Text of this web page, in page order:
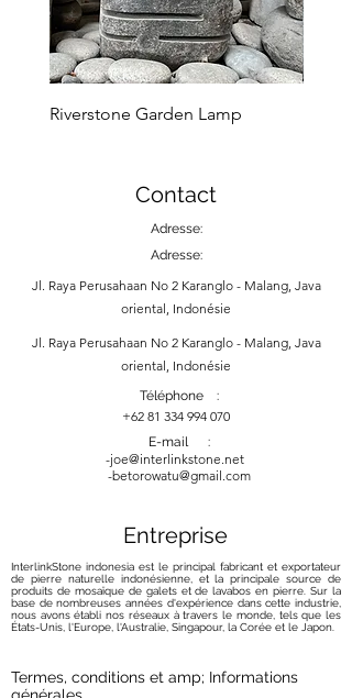
Riverstone Garden Lamp
Contact
Adresse:
Adresse:
Jl. Raya Perusahaan No 2 Karanglo - Malang, Java
oriental, Indonésie
Jl. Raya Perusahaan No 2 Karanglo - Malang, Java
oriental, Indonésie
Téléphone :
+62 81 334 994 070
E-mail :
-joe@interlinkstone.net
-betorowatu@gmail.com
Entreprise
InterlinkStone indonesia est le principal fabricant et exportateur
de pierre naturelle indonésienne, et la principale source de
produits de mosaïque de galets et de lavabos en pierre. Sur la
base de nombreuses années d'expérience dans cette industrie,
nous avons établi nos réseaux à travers le monde, tels que les
États-Unis, l'Europe, l'Australie, Singapour, la Corée et le Japon.
Termes, conditions et amp; Informations